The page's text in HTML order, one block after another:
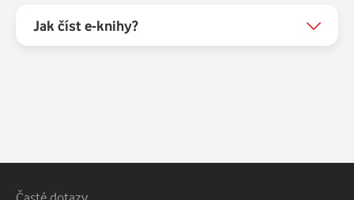
Jak číst e-knihy?